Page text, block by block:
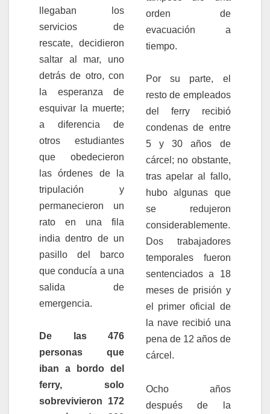
llegaban los
servicios de
rescate, decidieron
saltar al mar, uno
detrás de otro, con
la esperanza de
esquivar la muerte;
a diferencia de
otros estudiantes
que obedecieron
las órdenes de la
tripulación y
permanecieron un
rato en una fila
india dentro de un
pasillo del barco
que conducía a una
salida de
emergencia.
De las 476
personas que
iban a bordo del
ferry, solo
sobrevivieron 172
orden de
evacuación a
tiempo.
Por su parte, el
resto de empleados
del ferry recibió
condenas de entre
5 y 30 años de
cárcel; no obstante,
tras apelar al fallo,
hubo algunas que
se redujeron
considerablemente.
Dos trabajadores
temporales fueron
sentenciados a 18
meses de prisión y
el primer oficial de
la nave recibió una
pena de 12 años de
cárcel.
Ocho años
después de la